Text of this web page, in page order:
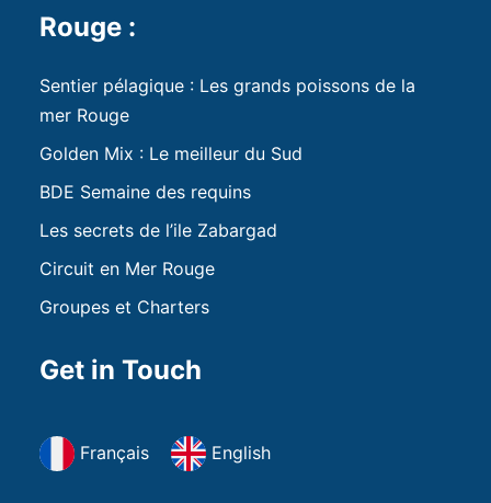
Rouge :
Sentier pélagique : Les grands poissons de la
mer Rouge
Golden Mix : Le meilleur du Sud
BDE Semaine des requins
Les secrets de l’ile Zabargad
Circuit en Mer Rouge
Groupes et Charters
Get in Touch
Français English